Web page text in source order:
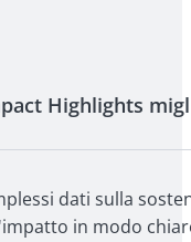
Highlights
dati sulla
in modo